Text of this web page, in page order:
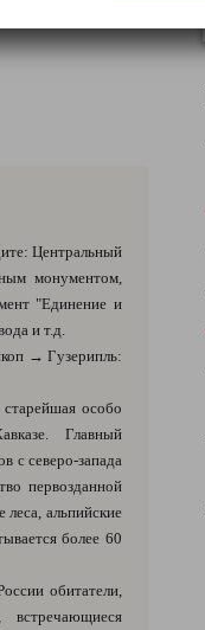
и детские
Центральный
монументом,
"Единение и
и т.д.
→ Гузерипль:
особо
Главный
с северо-запада
первозданной
альпийские
более 60
обитатели,